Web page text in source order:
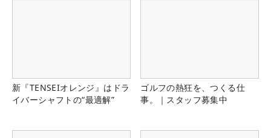
新『TENSEIオレンジ』はドラ
イバーシャフトの“最適解”
ゴルフの熱狂を、つくる仕
事。｜スタッフ募集中